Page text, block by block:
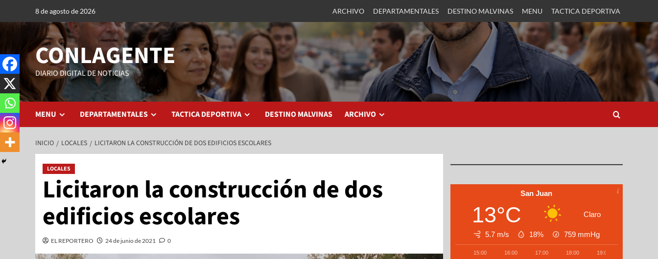
8 de agosto de 2026 ARCHIVO DEPARTAMENTALES DESTINO MALVINAS MENU TACTICA DEPORTIVA
CONLAGENTE
DIARIO DIGITAL DE NOTICIAS
MENU DEPARTAMENTALES TACTICA DEPORTIVA DESTINO MALVINAS ARCHIVO
INICIO LOCALES LICITARON LA CONSTRUCCIÓN DE DOS EDIFICIOS ESCOLARES
LOCALES
Licitaron la construcción de dos
edificios escolares
EL REPORTERO 24 de junio de 2021 0
San Juan
13°C Claro
5.7 m/s 18% 759 mmHg
15:00 16:00 17:00 18:00 19:00